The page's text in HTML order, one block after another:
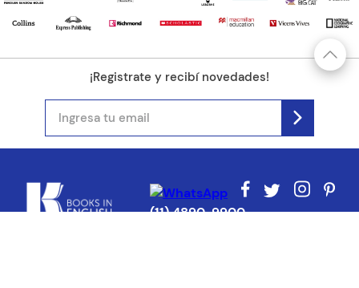
¡Registrate y recibí novedades!
(11) 4890-9900